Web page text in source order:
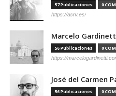
57 Publicaciones 0
https://asrv.es/
Marcelo
56 Publicaciones 0
https://
José del Carmen
56 Publicaciones 0